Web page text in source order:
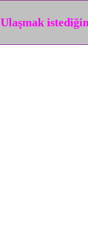
Ulaşmak